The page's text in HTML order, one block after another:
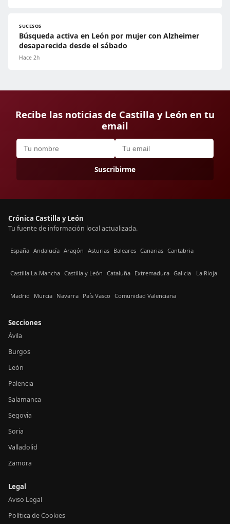
SUCESOS
Búsqueda activa en León por mujer con Alzheimer
desaparecida desde el sábado
Hace 2h
Recibe las noticias de Castilla y León en tu
email
Suscribirme
Crónica Castilla y León
Tu fuente de información local actualizada.
España Andalucía Aragón Asturias Baleares Canarias Cantabria
Castilla La-Mancha Castilla y León Cataluña Extremadura Galicia La Rioja
Madrid Murcia Navarra País Vasco Comunidad Valenciana
Secciones
Ávila
Burgos
León
Palencia
Salamanca
Segovia
Soria
Valladolid
Zamora
Legal
Aviso Legal
Política de Cookies